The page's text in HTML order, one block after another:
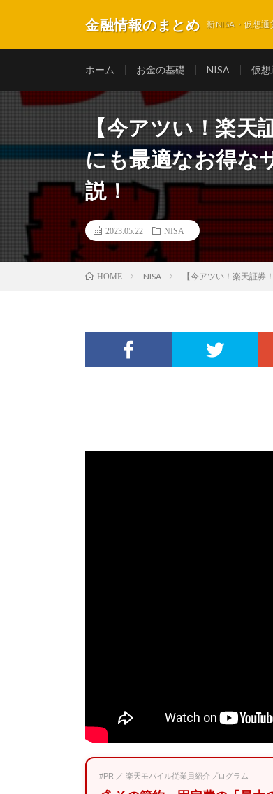
金融情報のまとめ 新NISA・仮想
ホーム お金の基礎 NISA 仮
【今アツい！楽
にも最適なお得な
説！
2023.05.22 NISA
HOME NISA 【今アツい！楽天証券
#PR ／ 楽天モバイル従業員紹介プログラム